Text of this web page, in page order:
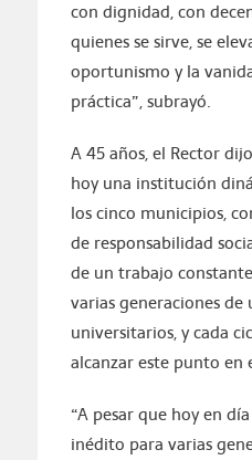
con dignidad, con
quienes se sirve, se
oportunismo y la
práctica”, subrayó.
A 45 años, el Rector
hoy una institución
los cinco municipios,
de responsabilidad
de un trabajo
varias generaciones de
universitarios, y cada
alcanzar este punto en
“A pesar que hoy en
inédito para varias